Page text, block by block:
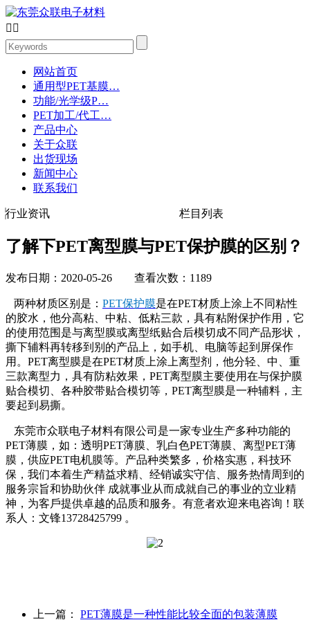
 
网站首页
通用型PET基膜…
功能/光学级P…
PET加工/代工…
产品中心
关于众联
出货现场
新闻中心
联系我们
行业资讯 栏目列表
了解下PET离型膜与PET保护膜的区别？
发布日期：2020-05-26 查看次数：1189
两种材质区别是： PET保护膜是在PET材质上涂上不同粘性
的胶水，他分高粘、中粘、低粘三款，具有粘附保护作用，它
的使用范围是与离型膜或离型纸贴合后模切成不同产品形状，
撕下辅料再转移到别的产品上，如手机、电脑等起到屏保作
用。PET离型膜是在PET材质上涂上离型剂，他分轻、中、重
三款离型力，具有防粘效果，PET离型膜主要使用在与保护膜
贴合模切、各种胶带贴合模切等，PET离型膜是一种辅料，主
要起到易撕。
东莞市众联电子材料有限公司是一家专业生产多种功能的
PET薄膜，如：透明PET薄膜、乳白色PET薄膜、离型PET薄
膜，供应PET电机膜等。产品种类繁多，价格实惠，科技环
保，我们本着生产精益求精、经销诚实守信、服务热情周到的
服务宗旨和协助伙伴 成就事业从而成就自己的事业的立业精
神，为客戶提供卓越的品质和服务。有意者欢迎来电咨询！联
系人：文锋13728425799 。
上一篇： PET薄膜是一种性能比较全面的包装薄膜